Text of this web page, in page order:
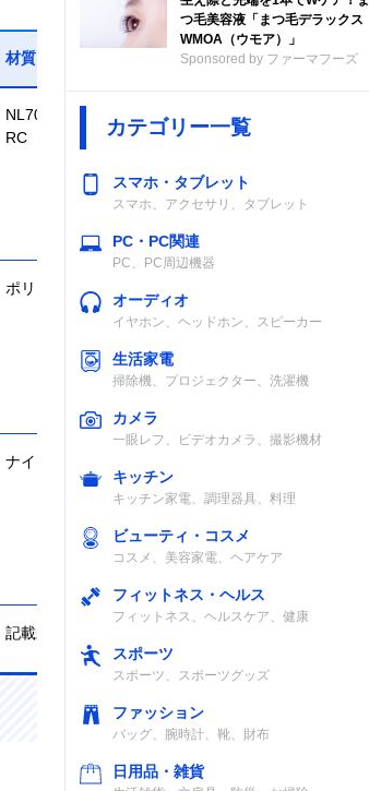
材質 付属品 推奨車種
NL70D/210D/A
RC
ショルダーベル
ト/中締ベルト3
ポリエステル
ルダーベルト/
収納袋など
ナイロン420D
で）
記載未確認
つ毛美容液「まつ毛デラックス
WMOA（ウモア）」
Sponsored by ファーマフーズ
カテゴリー一覧
スマホ・タブレット
スマホ、アクセサリ、タブレット
PC・PC関連
PC、PC周辺機器
オーディオ
イヤホン、ヘッドホン、スピーカー
生活家電
掃除機、プロジェクター、洗濯機
カメラ
一眼レフ、ビデオカメラ、撮影機材
キッチン
キッチン家電、調理器具、料理
ビューティ・コスメ
コスメ、美容家電、ヘアケア
フィットネス・ヘルス
フィットネス、ヘルスケア、健康
スポーツ
スポーツ、スポーツグッズ
ファッション
バッグ、腕時計、靴、財布
日用品・雑貨